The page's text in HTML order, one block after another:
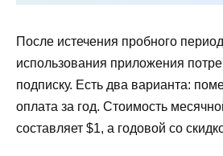
После истечения пробного
использования приложения
подписку. Есть два варианта:
оплата за год. Стоимость
составляет $1, а годовой со